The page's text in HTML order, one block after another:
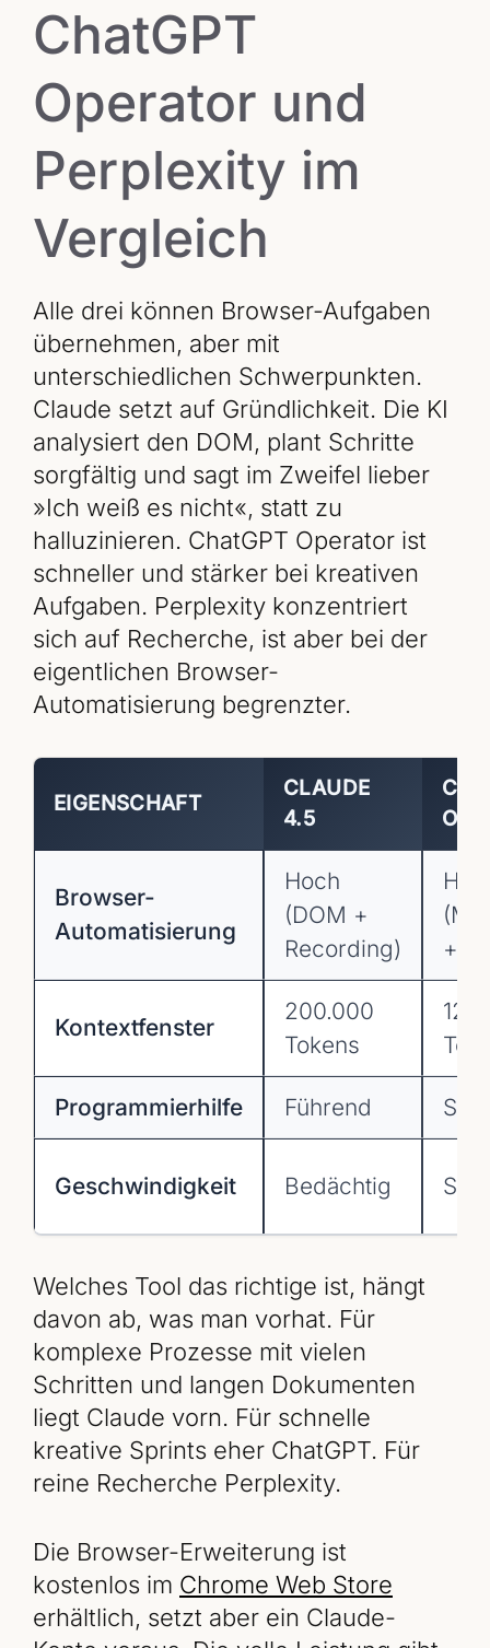
ChatGPT
Operator und
Perplexity im
Vergleich
Alle drei können Browser-Aufgaben
übernehmen, aber mit
unterschiedlichen Schwerpunkten.
Claude setzt auf Gründlichkeit. Die KI
analysiert den DOM, plant Schritte
sorgfältig und sagt im Zweifel lieber
»Ich weiß es nicht«, statt zu
halluzinieren. ChatGPT Operator ist
schneller und stärker bei kreativen
Aufgaben. Perplexity konzentriert
sich auf Recherche, ist aber bei der
eigentlichen Browser-
Automatisierung begrenzter.
EIGENSCHAFT
CLAUDE
4.5
Browser-
Automatisierung
Hoch
(DOM +
Recording)
+
Kontextfenster
200.000
Tokens
Programmierhilfe Führend
Geschwindigkeit Bedächtig
Welches Tool das richtige ist, hängt
davon ab, was man vorhat. Für
komplexe Prozesse mit vielen
Schritten und langen Dokumenten
liegt Claude vorn. Für schnelle
kreative Sprints eher ChatGPT. Für
reine Recherche Perplexity.
Die Browser-Erweiterung ist
kostenlos im Chrome Web Store
erhältlich, setzt aber ein Claude-